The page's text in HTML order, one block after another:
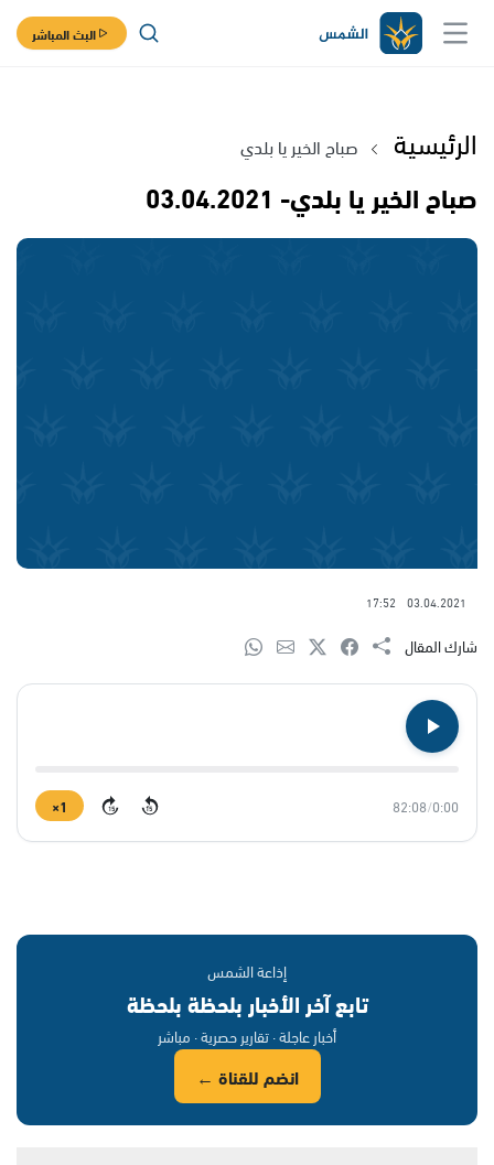
البث المباشر
الرئيسية صباح الخير يا بلدي
صباح الخير يا بلدي- 03.04.2021
03.04.2021
17:52
شارك المقال
0:00
/
82:08
15
15
1×
إذاعة الشمس
تابع آخر الأخبار بلحظة بلحظة
أخبار عاجلة · تقارير حصرية · مباشر
انضم للقناة ←